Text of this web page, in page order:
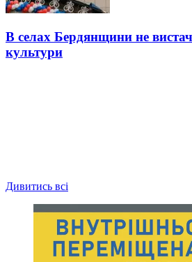
В селах Бердянщини не
культури
Дивитись всі